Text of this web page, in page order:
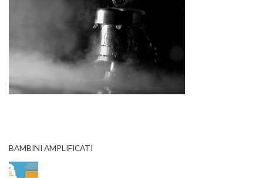
BAMBINI AMPLIFICATI